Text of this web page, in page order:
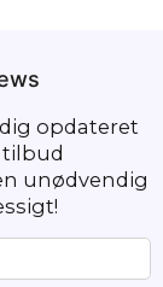
opdateret
unødvendig